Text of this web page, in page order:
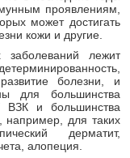
проявлениям,
может достигать
кожи и другие.
заболеваний лежит
болезни, и
для большинства
ВЗК и большинства
например, для таких
дерматит,
алопеция.